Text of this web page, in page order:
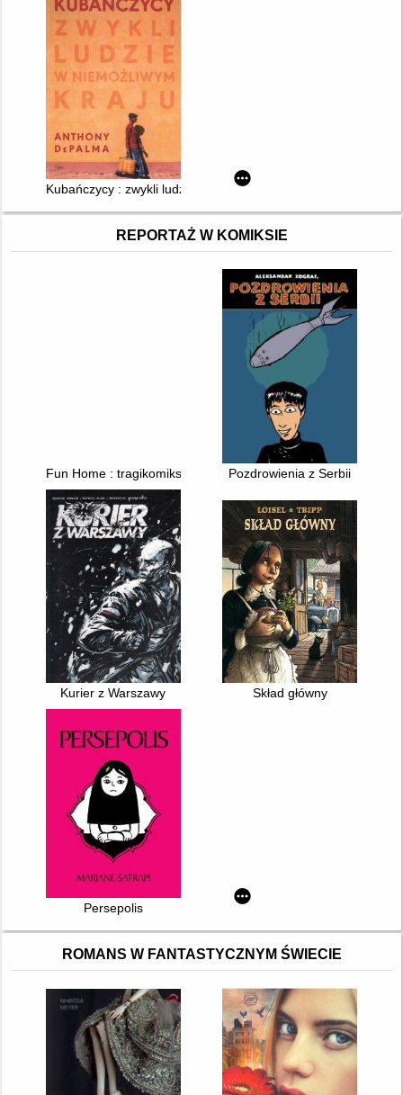
Kubańczycy : zwykli ludzie w niemożliwym kraju
REPORTAŻ W KOMIKSIE
Fun Home : tragikomiks rodzinnyPozdrowienia z Serbii
Kurier z Warszawy Skład główny
Persepolis
ROMANS W FANTASTYCZNYM ŚWIECIE